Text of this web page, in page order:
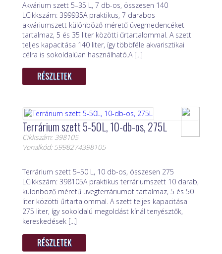
Akvárium szett 5–35 L, 7 db-os, összesen 140
LCikkszám: 399935A praktikus, 7 darabos
akváriumszett különböző méretű üvegmedencéket
tartalmaz, 5 és 35 liter közötti űrtartalommal. A szett
teljes kapacitása 140 liter, így többféle akvarisztikai
célra is sokoldalúan használható.A [...]
RÉSZLETEK
Terrárium szett 5-50L, 10-db-os, 275L
Cikkszám: 398105
Vonalkód: 5998274398105
Terrárium szett 5–50 L, 10 db-os, összesen 275
LCikkszám: 398105A praktikus terráriumszett 10 darab,
különböző méretű üvegterráriumot tartalmaz, 5 és 50
liter közötti űrtartalommal. A szett teljes kapacitása
275 liter, így sokoldalú megoldást kínál tenyésztők,
kereskedések [...]
RÉSZLETEK